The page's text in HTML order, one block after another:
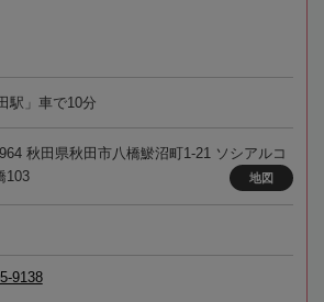
駅」車で10分
秋田県秋田市八橋鯲沼町1-21 ソシアルコ
103
地図
9138